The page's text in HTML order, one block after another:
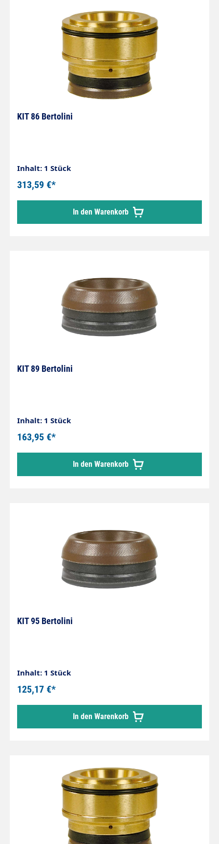
KIT 86 Bertolini
Inhalt: 1 Stück
313,59 €*
In den Warenkorb
KIT 89 Bertolini
Inhalt: 1 Stück
163,95 €*
In den Warenkorb
KIT 95 Bertolini
Inhalt: 1 Stück
125,17 €*
In den Warenkorb